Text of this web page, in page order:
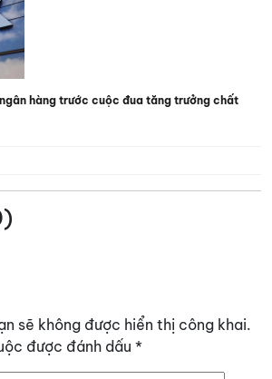
ngân hàng trước cuộc đua tăng trưởng chất
sẽ không được hiển thị công khai.
được đánh dấu *